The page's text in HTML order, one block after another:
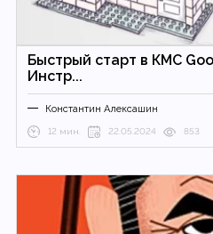
Быстрый старт в КМС
Инстр...
Константин Алексашин
12 мин. 22.05.2024 853